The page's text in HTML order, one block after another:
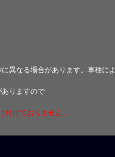
異なる場合があります。車種に
りますので
付けておりません。